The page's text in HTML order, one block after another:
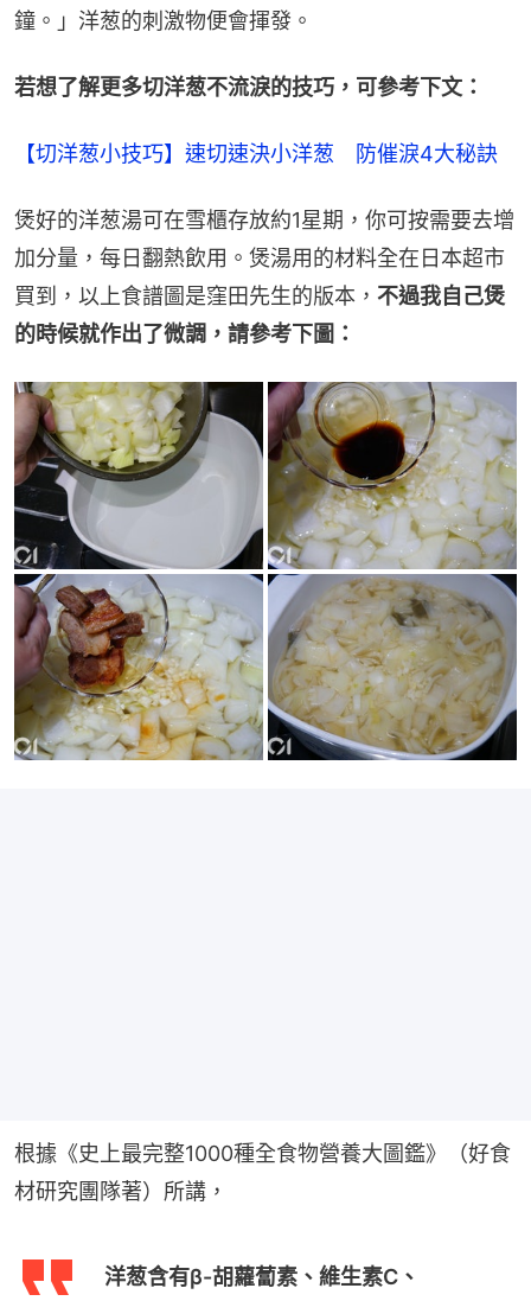
鐘。」洋葱的刺激物便會揮發。
若想了解更多切洋葱不流淚的技巧，可參考下文：
【切洋葱小技巧】速切速決小洋葱　防催淚4大秘訣
煲好的洋葱湯可在雪櫃存放約1星期，你可按需要去增
加分量，每日翻熱飲用。煲湯用的材料全在日本超市
買到，以上食譜圖是窪田先生的版本， 不過我自己煲
的時候就作出了微調，請參考下圖：
根據《史上最完整1000種全食物營養大圖鑑》（好食
材研究團隊著）所講，
洋葱含有β-胡蘿蔔素、維生素C、